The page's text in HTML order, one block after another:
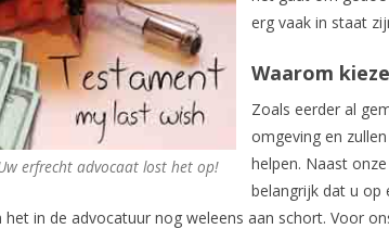
erfrecht advocaat lost het op!
erg vaak in staat
Waarom
Zoals eerder al
omgeving en
helpen. Naast
belangrijk dat u op
in de advocatuur nog weleens aan schort. Voor